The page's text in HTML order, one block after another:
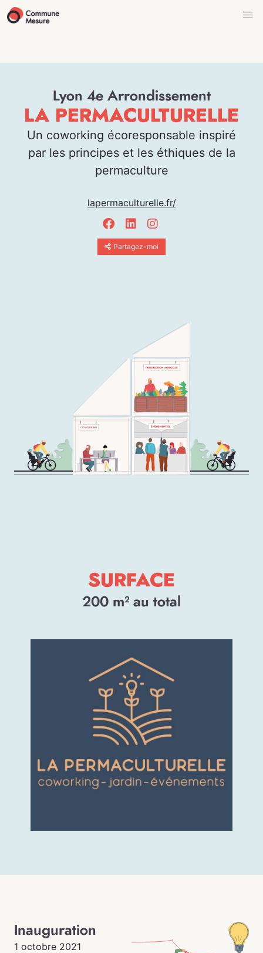
Lyon 4e Arrondissement
LA PERMACULTURELLE
Un coworking écoresponsable inspiré
par les principes et les éthiques de la
permaculture
lapermaculturelle.fr/
Partagez-moi
COWORKING
SURFACE
200m² au total
Inauguration
1 octobre 2021